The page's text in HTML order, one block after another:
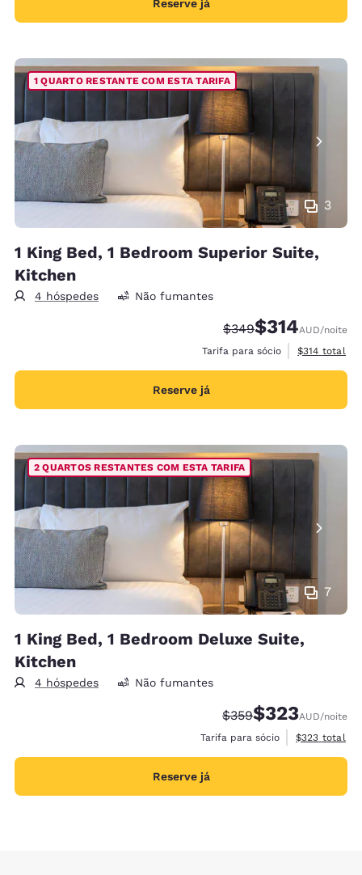
Reserve já
3
1 QUARTO RESTANTE COM ESTA TARIFA
1 King Bed, 1 Bedroom Superior Suite,
Kitchen
4 hóspedes Não fumantes
Tarifa anterior
$349Tarifa com
$314AUD/noite
Tarifa para sócio
Exibir
$314 total
Reserve já
7
2 QUARTOS RESTANTES COM ESTA TARIFA
1 King Bed, 1 Bedroom Deluxe Suite,
Kitchen
4 hóspedes Não fumantes
Tarifa anterior
$359Tarifa com
$323AUD/noite
Tarifa para sócio
Exibir
$323 total
Reserve já